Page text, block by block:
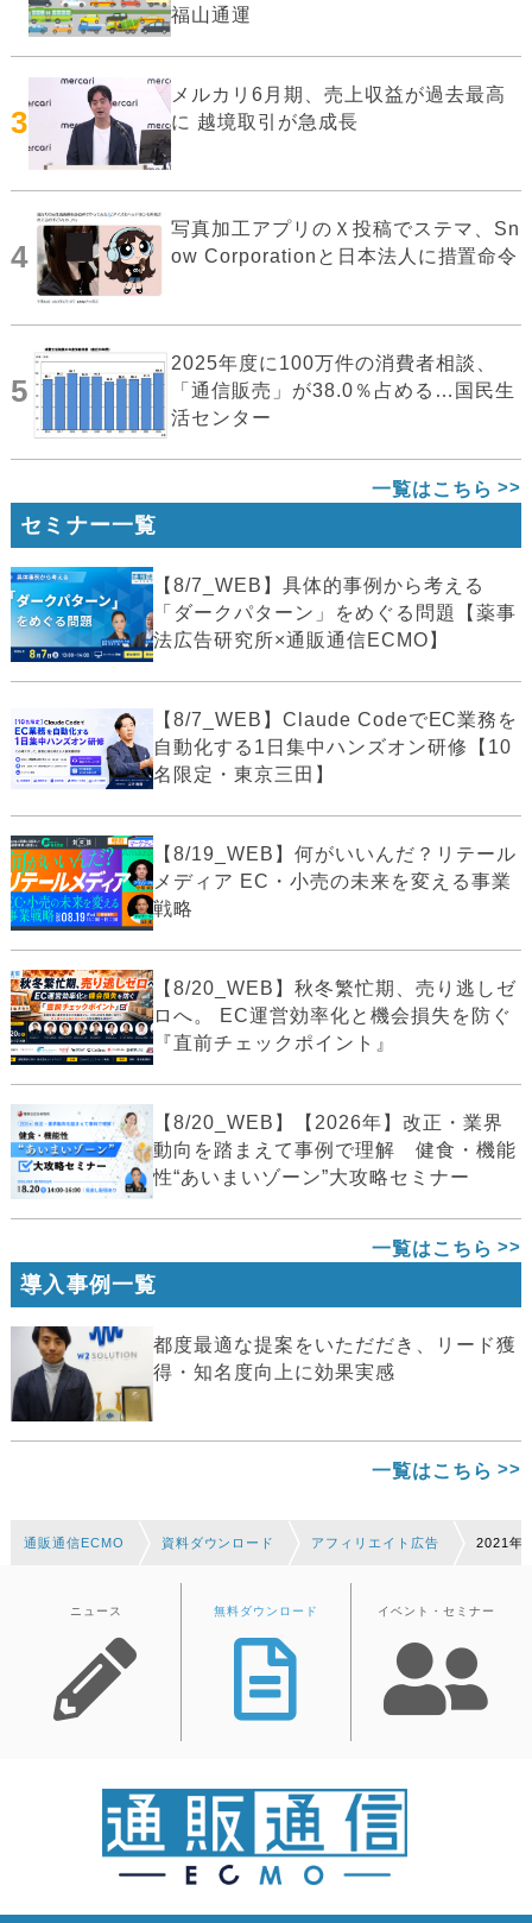
福山通運
3
メルカリ6月期、売上収益が過去最高
に 越境取引が急成長
4
写真加工アプリのＸ投稿でステマ、Sn
ow Corporationと日本法人に措置命令
5
2025年度に100万件の消費者相談、
「通信販売」が38.0％占める…国民生
活センター
一覧はこちら
セミナー一覧
【8/7_WEB】具体的事例から考える
「ダークパターン」をめぐる問題【薬事
法広告研究所×通販通信ECMO】
【8/7_WEB】Claude CodeでEC業務を
自動化する1日集中ハンズオン研修【10
名限定・東京三田】
【8/19_WEB】何がいいんだ？リテール
メディア EC・小売の未来を変える事業
戦略
【8/20_WEB】秋冬繁忙期、売り逃しゼ
ロへ。 EC運営効率化と機会損失を防ぐ
『直前チェックポイント』
【8/20_WEB】【2026年】改正・業界
動向を踏まえて事例で理解 健食・機能
性“あいまいゾーン”大攻略セミナー
一覧はこちら
導入事例一覧
都度最適な提案をいただだき、リード獲
得・知名度向上に効果実感
一覧はこちら
通販通信ECMO 資料ダウンロード アフィリエイト広告 2021年
ニュース 無料ダウンロード イベント・セミナー